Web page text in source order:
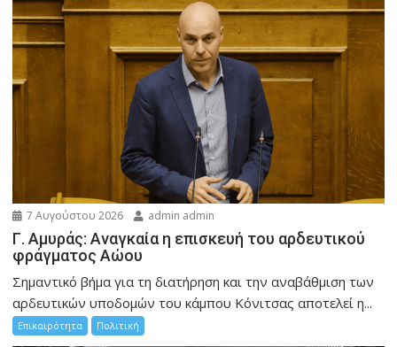
7 Αυγούστου 2026 admin admin
Γ. Αμυράς: Αναγκαία η επισκευή του αρδευτικού
φράγματος Αώου
Σημαντικό βήμα για τη διατήρηση και την αναβάθμιση των
αρδευτικών υποδομών του κάμπου Κόνιτσας αποτελεί η...
Επικαιρότητα Πολιτική